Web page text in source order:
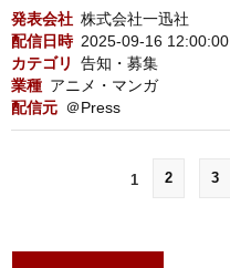
発表会社 株式会社一迅社
配信日時 2025-09-16 12:00:00
カテゴリ
告知・募集
業種 アニメ・マンガ
配信元 ＠Press
1 2 3